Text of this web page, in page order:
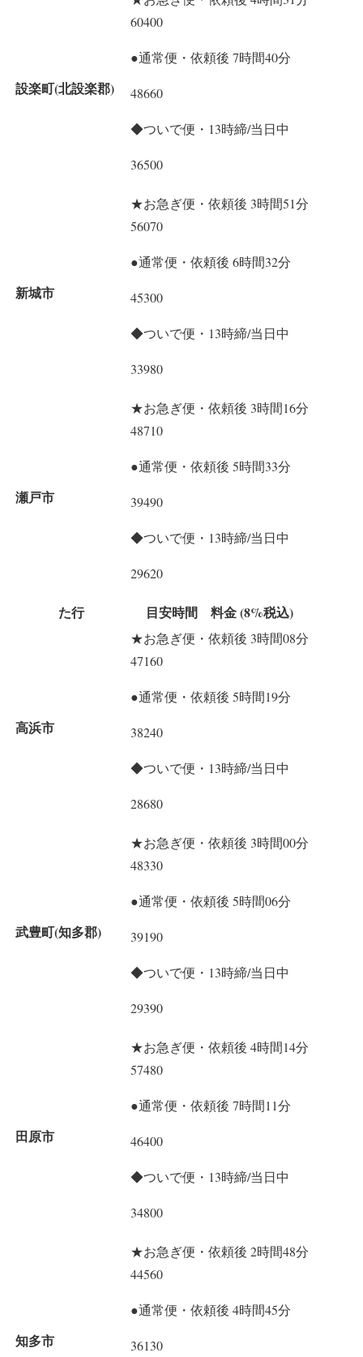
設楽町(北設楽郡)
60400
●通常便・依頼後 7時間40分
48660
◆ついで便・13時締/当日中
36500
新城市
★お急ぎ便・依頼後 3時間51分
56070
●通常便・依頼後 6時間32分
45300
◆ついで便・13時締/当日中
33980
瀬戸市
★お急ぎ便・依頼後 3時間16分
48710
●通常便・依頼後 5時間33分
39490
◆ついで便・13時締/当日中
29620
た行 目安時間 料金 (8%税込)
高浜市
★お急ぎ便・依頼後 3時間08分
47160
●通常便・依頼後 5時間19分
38240
◆ついで便・13時締/当日中
28680
武豊町(知多郡)
★お急ぎ便・依頼後 3時間00分
48330
●通常便・依頼後 5時間06分
39190
◆ついで便・13時締/当日中
29390
田原市
★お急ぎ便・依頼後 4時間14分
57480
●通常便・依頼後 7時間11分
46400
◆ついで便・13時締/当日中
34800
知多市
★お急ぎ便・依頼後 2時間48分
44560
●通常便・依頼後 4時間45分
36130